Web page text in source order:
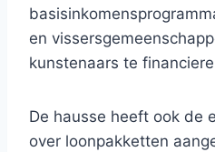
en
kunstenaars te
De hausse heeft ook de
over loonpakketten